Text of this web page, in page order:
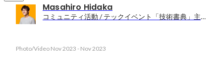
Masahiro Hidaka
コミュニティ活動 / テックイベント「技術書典」主宰
Photo/Video Nov 2023 - Nov 2023